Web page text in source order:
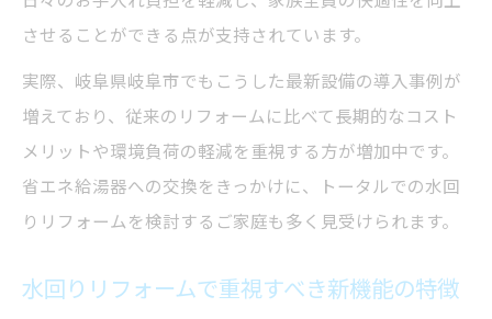
させることができる点が支持されています。
実際、岐阜県岐阜市でもこうした最新設備の導入事例が
増えており、従来のリフォームに比べて長期的なコスト
メリットや環境負荷の軽減を重視する方が増加中です。
省エネ給湯器への交換をきっかけに、トータルでの水回
りリフォームを検討するご家庭も多く見受けられます。
水回りリフォームで重視すべき新機能の特徴